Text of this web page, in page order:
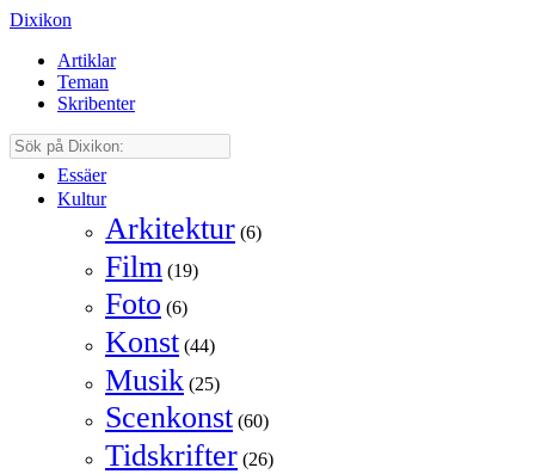
Dixikon
Artiklar
Teman
Skribenter
Essäer
Kultur
Arkitektur (6)
Film (19)
Foto (6)
Konst (44)
Musik (25)
Scenkonst (60)
Tidskrifter (26)